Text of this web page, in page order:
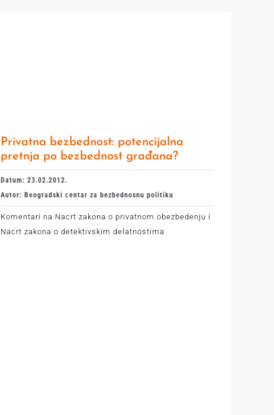
Privatna bezbednost: potencijalna
pretnja po bezbednost građana?
Datum: 23.02.2012.
Autor: Beogradski centar za bezbednosnu politiku
Komentari na Nacrt zakona o privatnom obezbedenju i
Nacrt zakona o detektivskim delatnostima